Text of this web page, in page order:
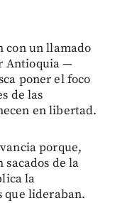
con un llamado
Antioquia —
poner el foco
de las
en libertad.
porque,
de la
la
que lideraban.